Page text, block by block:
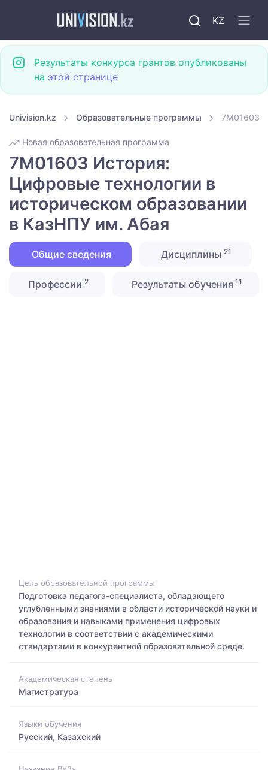
KZ
Результаты конкурса грантов опубликованы
на этой странице
Univision.kz Образовательные программы 7M01603
Новая образовательная программа
7M01603 История:
Цифровые технологии в
историческом образовании
в КазНПУ им. Абая
Общие сведения Дисциплины21
Профессии 2 Результаты обучения 11
Цель образовательной программы
Подготовка педагога-специалиста, обладающего
углубленными знаниями в области исторической науки и
образования и навыками применения цифровых
технологии в соответствии с академическими
стандартами в конкурентной образовательной среде.
Академическая степень
Магистратура
Языки обучения
Русский, Казахский